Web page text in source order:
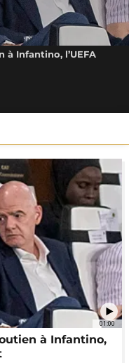
à Infantino, l’UEFA
01:00
à Infantino,